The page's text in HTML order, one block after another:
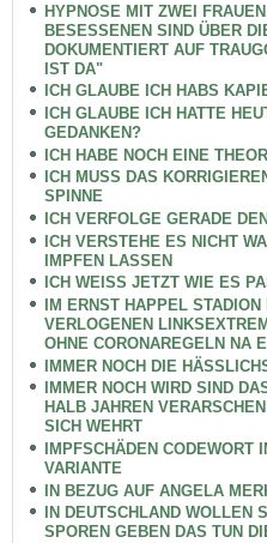
HYPNOSE MIT ZWEI
BESESSENEN SIND ÜBER
DOKUMENTIERT AUF
IST DA"
ICH GLAUBE ICH HABS
ICH GLAUBE ICH HATTE
GEDANKEN?
ICH HABE NOCH EINE
ICH MUSS DAS
SPINNE
ICH VERFOLGE GERADE
ICH VERSTEHE ES NICHT
IMPFEN LASSEN
ICH WEISS JETZT WIE ES
IM ERNST HAPPEL
VERLOGENEN
OHNE CORONAREGELN NA
IMMER NOCH DIE
IMMER NOCH WIRD SIND
HALB JAHREN
SICH WEHRT
IMPFSCHÄDEN CODEWORT
VARIANTE
IN BEZUG AUF ANGELA
IN DEUTSCHLAND WOLLEN
SPOREN GEBEN DAS TUN